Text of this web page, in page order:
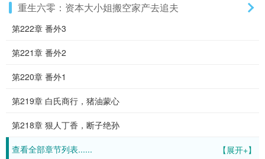
重生六零：资本大小姐搬空家产去追夫
第222章 番外3
第221章 番外2
第220章 番外1
第219章 白氏商行，猪油蒙心
第218章 狠人丁香，断子绝孙
【展开+】
查看全部章节列表......